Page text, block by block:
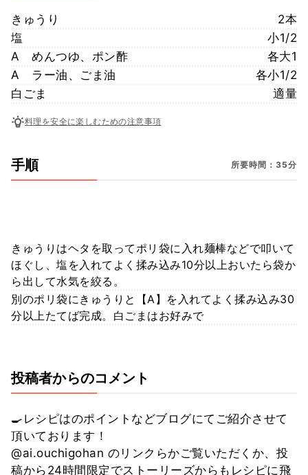
きゅうり
2本
塩
小1/2
A めんつゆ、ポン酢
各大1
A ラー油、ごま油
各小1/2
白ごま
適量
料理を安全に楽しむための注意事項
手順 所要時間：35分
きゅうりはヘタを取ってポリ袋に入れ麺棒などで叩いて
ほぐし、塩を入れてよく揉み込み10分以上おいたら袋か
ら出して水気を絞る。
別のポリ袋にきゅうりと【A】を入れてよく揉み込み30
分以上たてば完成。白ごまはお好みで
投稿者からのコメント
🍳レシピはのポイントなどブログにてご紹介させて
頂いております！
@ai.ouchigohan のリンクらかご覧いただくか、投
稿から24時間限定でストーリーズからもレシピに飛